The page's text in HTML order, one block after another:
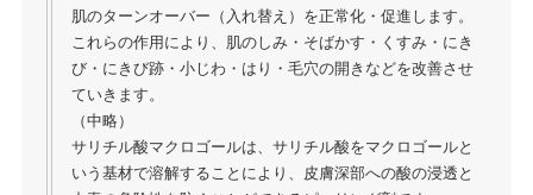
肌のターンオーバー（入れ替え）を正常化・促進します。
これらの作用により、肌のしみ・そばかす・くすみ・にき
び・にきび跡・小じわ・はり・毛穴の開きなどを改善させ
ていきます。
（中略）
サリチル酸マクロゴールは、サリチル酸をマクロゴールと
いう基材で溶解することにより、皮膚深部への酸の浸透と